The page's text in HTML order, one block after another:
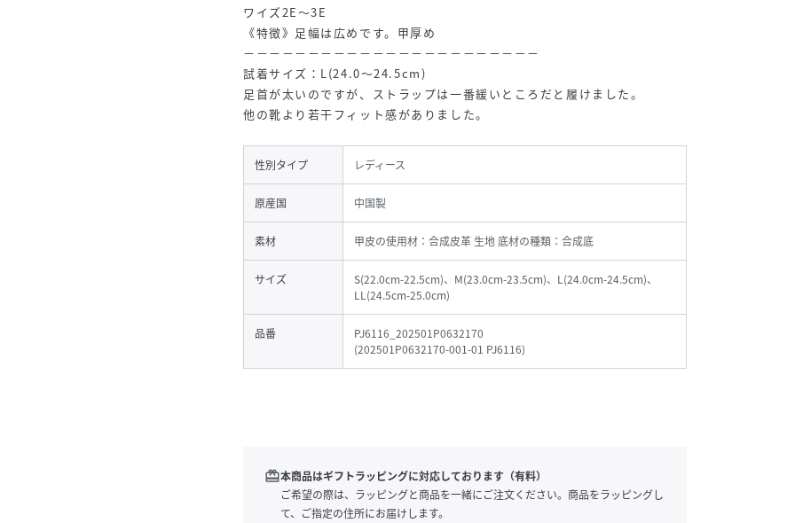
ワイズ2E～3E
《特徴》足幅は広めです。甲厚め
－－－－－－－－－－－－－－－－－－－－－－－
試着サイズ：L(24.0～24.5cm)
足首が太いのですが、ストラップは一番緩いところだと履けました。
他の靴より若干フィット感がありました。
性別タイプ レディース
原産国 中国製
素材 甲皮の使用材：合成皮革 生地 底材の種類：合成底
サイズ
S(22.0cm-22.5cm)、M(23.0cm-23.5cm)、L(24.0cm-24.5cm)、
LL(24.5cm-25.0cm)
品番
PJ6116_202501P0632170
(202501P0632170-001-01 PJ6116)
redeem本商品はギフトラッピングに対応しております（有料）
ご希望の際は、ラッピングと商品を一緒にご注文ください。商品をラッピングし
て、ご指定の住所にお届けします。